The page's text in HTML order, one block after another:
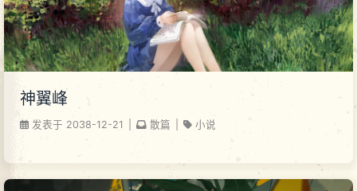
神翼峰
发表于 2038-12-21 散篇 小说